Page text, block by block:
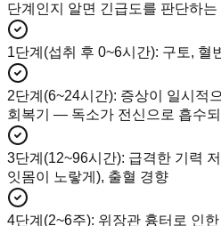
단계인지 알면 긴급도를 판단하
1단계(섭취 후 0~6시간): 구토, 혈
2단계(6~24시간): 증상이 일시적
회복기 — 독소가 전신으로 흡수
3단계(12~96시간): 급격한 기력
잇몸이 노랗게), 출혈 경향
4단계(2~6주): 위장관 흉터로 인